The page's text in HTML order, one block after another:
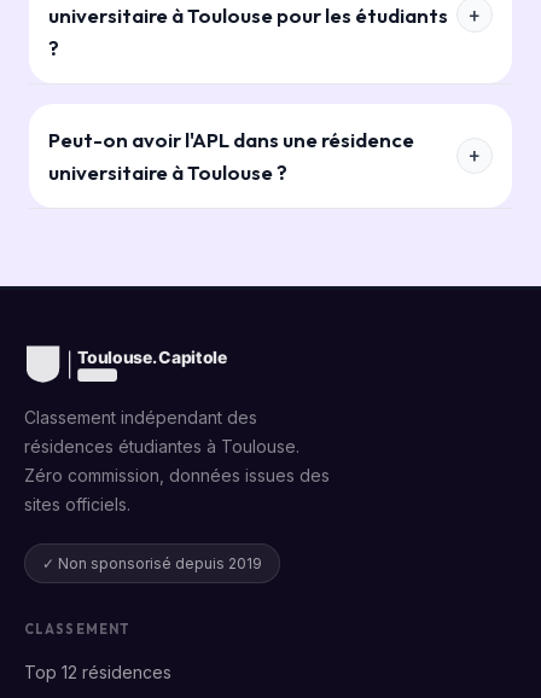
universitaire à Toulouse pour les étudiants
?
Peut-on avoir l'APL dans une résidence
universitaire à Toulouse ?
Classement indépendant des
résidences étudiantes à Toulouse.
Zéro commission, données issues des
sites officiels.
✓ Non sponsorisé depuis 2019
CLASSEMENT
Top 12 résidences